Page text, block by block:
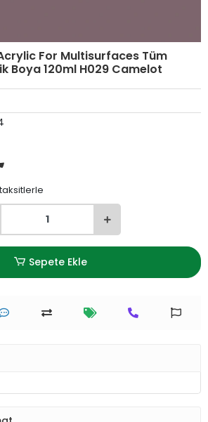
For Multisurfaces Tüm
Boya 120ml H029 Camelot
Sepete Ekle